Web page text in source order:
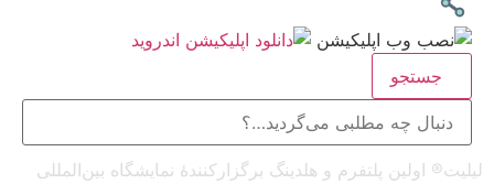
جستجو
لیلیت® اولین پلتفرم و هلدینگ برگزارکنندهٔ نمایشگاه بین‌المللی